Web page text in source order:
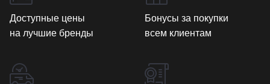
Доступные цены
на лучшие бренды
Бонусы за покупки
всем клиентам